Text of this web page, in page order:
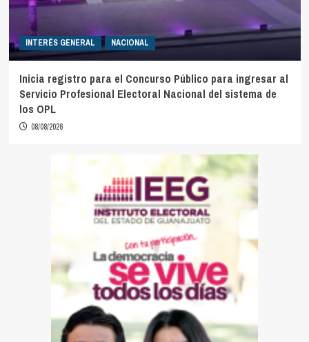
INTERÉS GENERAL NACIONAL
Inicia registro para el Concurso Público para ingresar al
Servicio Profesional Electoral Nacional del sistema de
los OPL
08/08/2026